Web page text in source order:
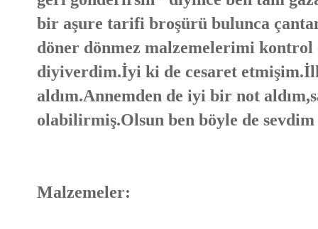
bir aşure tarifi broşürü bulunca
döner dönmez malzemelerimi
diyiverdim.İyi ki de cesaret
aldım.Annemden de iyi bir not
olabilirmiş.Olsun ben böyle de
Malzemeler: